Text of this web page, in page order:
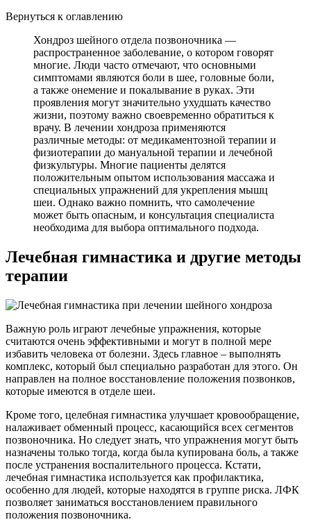
Вернуться к оглавлению
Хондроз шейного отдела позвоночника —
распространенное заболевание, о котором говорят
многие. Люди часто отмечают, что основными
симптомами являются боли в шее, головные боли,
а также онемение и покалывание в руках. Эти
проявления могут значительно ухудшать качество
жизни, поэтому важно своевременно обратиться к
врачу. В лечении хондроза применяются
различные методы: от медикаментозной терапии и
физиотерапии до мануальной терапии и лечебной
физкультуры. Многие пациенты делятся
положительным опытом использования массажа и
специальных упражнений для укрепления мышц
шеи. Однако важно помнить, что самолечение
может быть опасным, и консультация специалиста
необходима для выбора оптимального подхода.
Лечебная гимнастика и другие методы
терапии
Важную роль играют лечебные упражнения, которые
считаются очень эффективными и могут в полной мере
избавить человека от болезни. Здесь главное – выполнять
комплекс, который был специально разработан для этого. Он
направлен на полное восстановление положения позвонков,
которые имеются в отделе шеи.
Кроме того, целебная гимнастика улучшает кровообращение,
налаживает обменный процесс, касающийся всех сегментов
позвоночника. Но следует знать, что упражнения могут быть
назначены только тогда, когда была купирована боль, а также
после устранения воспалительного процесса. Кстати,
лечебная гимнастика используется как профилактика,
особенно для людей, которые находятся в группе риска. ЛФК
позволяет заниматься восстановлением правильного
положения позвоночника.